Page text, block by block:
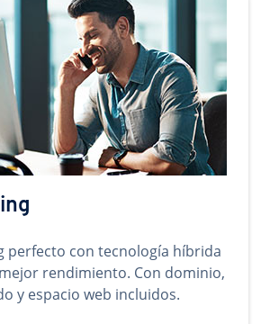
perfecto con tecnología híbrida
rendimiento. Con dominio,
y espacio web incluidos.